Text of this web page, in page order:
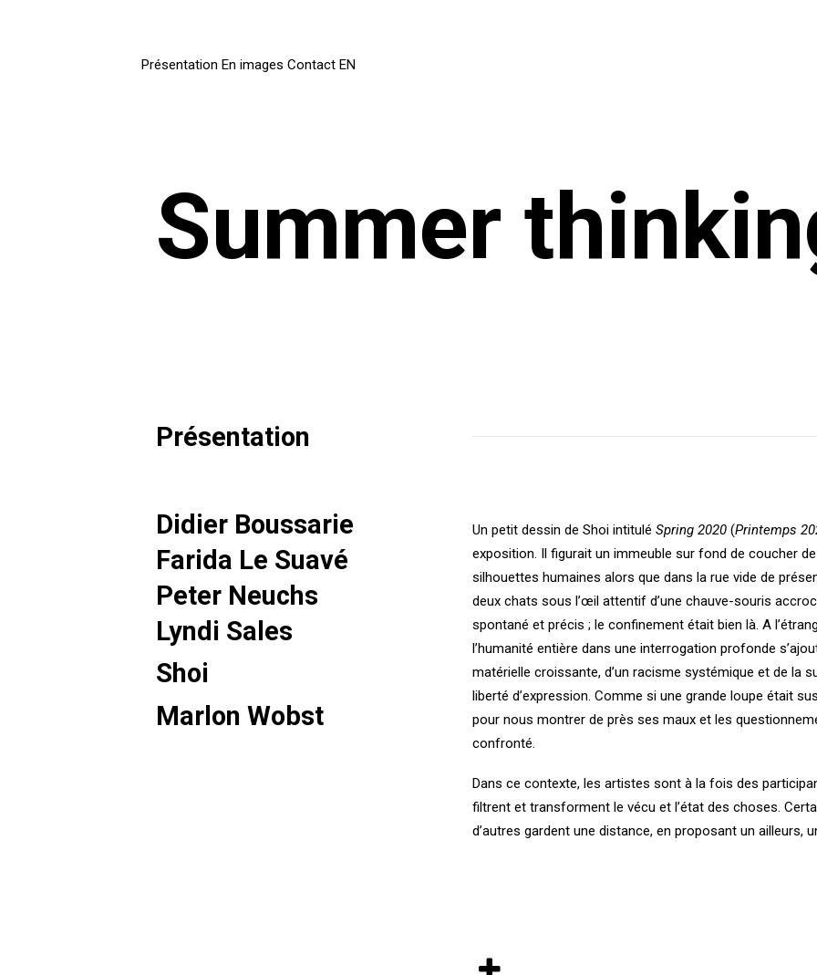
Présentation En images Contact EN
Summer
Présentation
Didier Boussarie
Farida Le Suavé
Peter Neuchs
Lyndi Sales
Shoi
Marlon Wobst
Un petit dessin de Shoi intitulé Spring 2020(Printemps
exposition. Il figurait un immeuble sur fond de coucher
silhouettes humaines alors que dans la rue vide de
deux chats sous l’œil attentif d’une chauve-souris
spontané et précis ; le confinement était bien là. A
l’humanité entière dans une interrogation profonde
matérielle croissante, d’un racisme systémique et de la
liberté d’expression. Comme si une grande loupe était
pour nous montrer de près ses maux et les
confronté.
Dans ce contexte, les artistes sont à la fois des
filtrent et transforment le vécu et l’état des choses.
d’autres gardent une distance, en proposant un ailleurs,